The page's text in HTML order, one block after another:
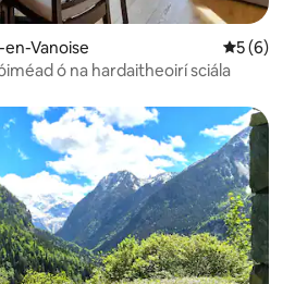
Vanoise
5 (6)
ó na hardaitheoirí sciála